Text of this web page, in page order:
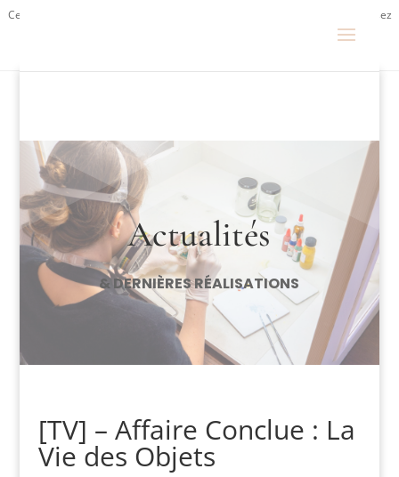
Ce site utilise Google Analytics. En continuant à naviguer, vous nous autorisez
En savoir plus ou
Actualités
& DERNIÈRES RÉALISATIONS
[TV] – Affaire Conclue : La
Vie des Objets